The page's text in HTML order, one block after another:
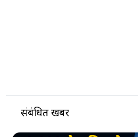
संबंधित खबरें